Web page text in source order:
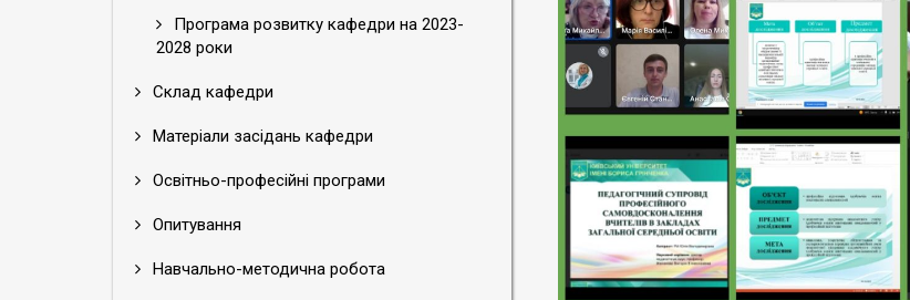
Програма розвитку кафедри на 2023-
2028 роки
Склад кафедри
Матеріали засідань кафедри
Освітньо-професійні програми
Опитування
Навчально-методична робота